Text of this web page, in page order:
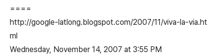
====
http://google-latlong.blogspot.com/2007/11/viva-la-via.ht
ml
Wednesday, November 14, 2007 at 3:55 PM